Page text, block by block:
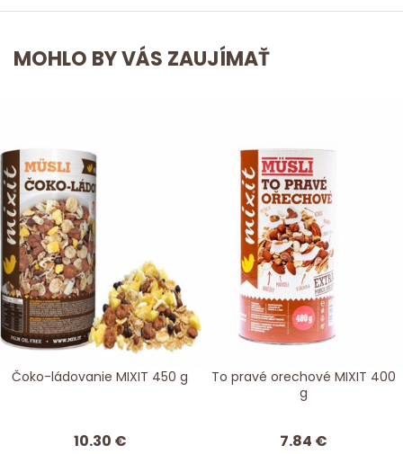
MOHLO BY VÁS ZAUJÍMAŤ
Čoko-ládovanie MIXIT 450 g
10.30 €
To pravé orechové MIXIT 400
g
7.84 €